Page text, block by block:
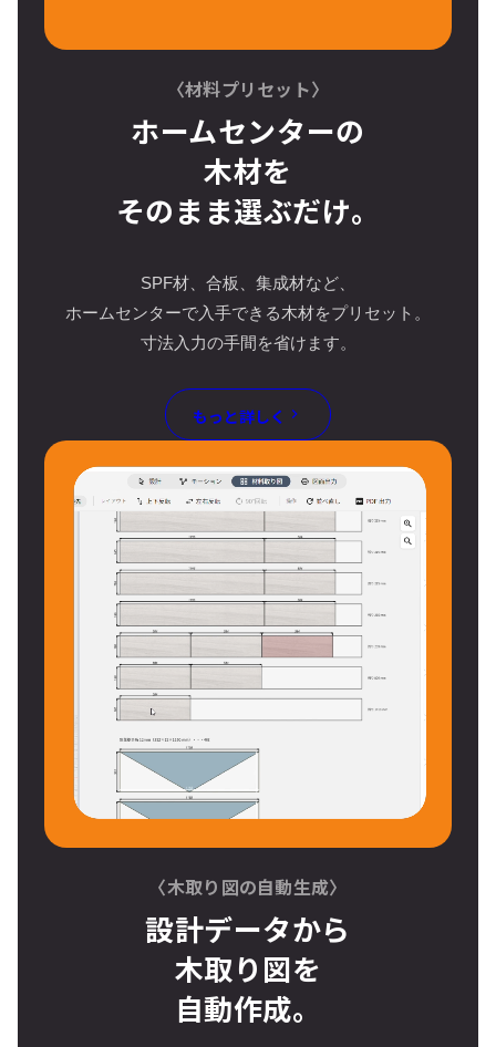
〈材料プリセット〉
ホームセンターの
木材を
そのまま選ぶだけ。
SPF材、合板、集成材など、
ホームセンターで入手できる木材をプリセット。
寸法入力の手間を省けます。
もっと詳しく
〈木取り図の自動生成〉
設計データから
木取り図を
自動作成。